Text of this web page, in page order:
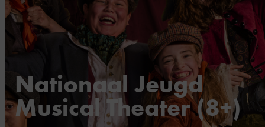
Nationaal Jeugd
Musical Theater (8+)